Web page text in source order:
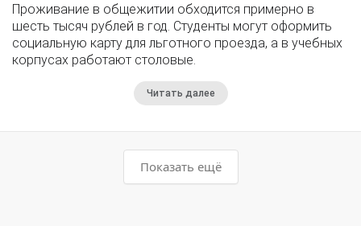
Проживание в общежитии обходится примерно в
шесть тысяч рублей в год. Студенты могут оформить
социальную карту для льготного проезда, а в учебных
корпусах работают столовые.
Читать далее
Показать ещё